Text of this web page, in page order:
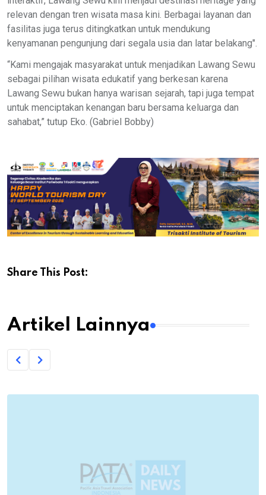
relevan dengan tren wisata masa kini. Berbagai layanan dan
fasilitas juga terus ditingkatkan untuk mendukung
kenyamanan pengunjung dari segala usia dan latar belakang".
“Kami mengajak masyarakat untuk menjadikan Lawang Sewu
sebagai pilihan wisata edukatif yang berkesan karena
Lawang Sewu bukan hanya warisan sejarah, tapi juga tempat
untuk menciptakan kenangan baru bersama keluarga dan
sahabat,” tutup Eko. (Gabriel Bobby)
Share This Post:
Artikel Lainnya